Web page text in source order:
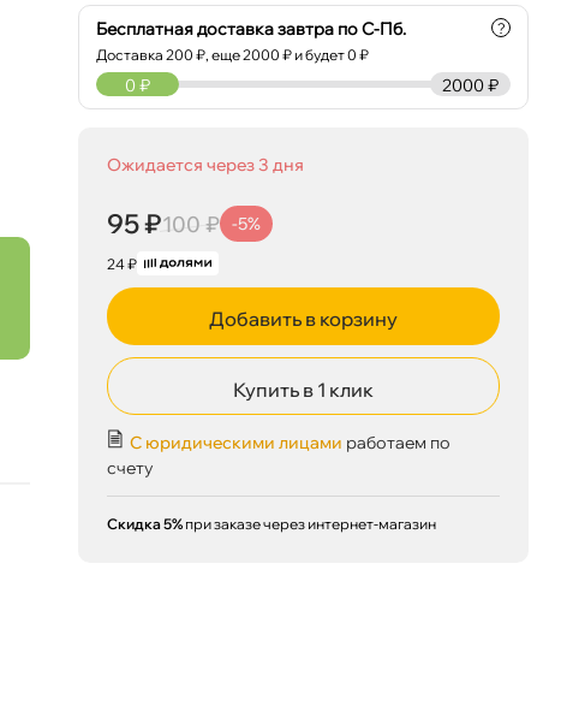
Бесплатная доставка завтра по С-Пб.
Доставка200 ₽, еще2000 ₽ и будет 0 ₽
?
2000 ₽
0 ₽
Ожидается через 3 дня
95 ₽100 ₽ -5%
24 ₽
Добавить в корзину
Купить в 1 клик
С юридическими лицами работаем по
счету
Скидка 5% при заказе через интернет-магазин
95 ₽100 ₽